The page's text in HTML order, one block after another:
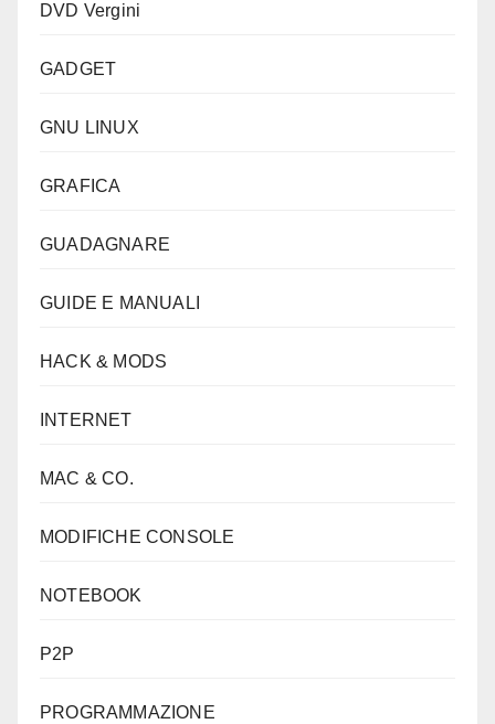
DVD Vergini
GADGET
GNU LINUX
GRAFICA
GUADAGNARE
GUIDE E MANUALI
HACK & MODS
INTERNET
MAC & CO.
MODIFICHE CONSOLE
NOTEBOOK
P2P
PROGRAMMAZIONE